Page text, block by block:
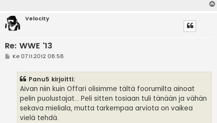
Velocity
Re: WWE '13
VKe 07.11.2012 08:58
Panu5 kirjoitti:
Aivan niin kuin Offari olisimme tältä foorumilta ainoat
pelin puolustajat... Peli sitten tosiaan tuli tänään ja vähän
sekava mieliala, mutta tarkempaa arviota on vaikea
vielä tehdä.